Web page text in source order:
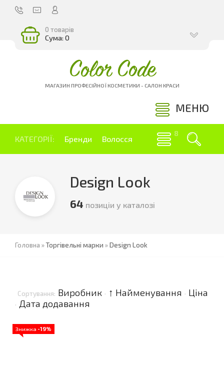
0 товарів
Сума: 0
Color Code
МАГАЗИН ПРОФЕСІЙНОЇ КОСМЕТИКИ - САЛОН КРАСИ
МЕНЮ
КАТЕГОРІЇ: Бренди Волосся
Design Look
64 позиціи у каталозі
Головна »Торгівельні марки »Design Look
Сортування: Виробник · ↑ Найменування · Ціна
· Дата додавання
Знижка -19%